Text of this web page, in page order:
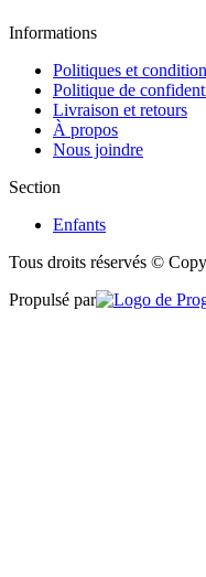
Informations
Politiques et
Politique de
Livraison et retours
À propos
Nous joindre
Section
Enfants
Tous droits réservés ©
Propulsé par